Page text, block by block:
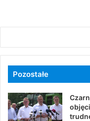
Pozostałe